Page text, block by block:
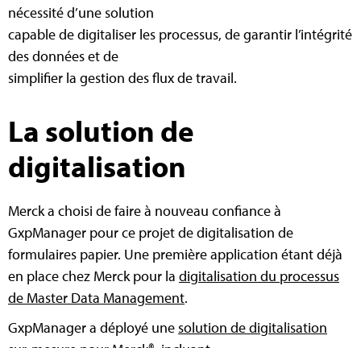
nécessité d’une solution
capable de digitaliser les processus, de garantir l’intégrité
des données et de
simplifier la gestion des flux de travail.
La solution de
digitalisation
Merck a choisi de faire à nouveau confiance à
GxpManager pour ce projet de digitalisation de
formulaires papier. Une première application étant déjà
en place chez Merck pour la digitalisation du processus
de Master Data Management.
GxpManager a déployé unesolution de digitalisation